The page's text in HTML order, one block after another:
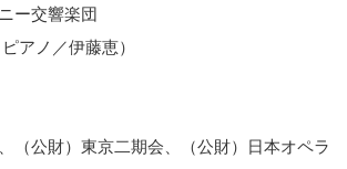
ー交響楽団
アノ／伊藤恵）
（公財）東京二期会、（公財）日本オペラ